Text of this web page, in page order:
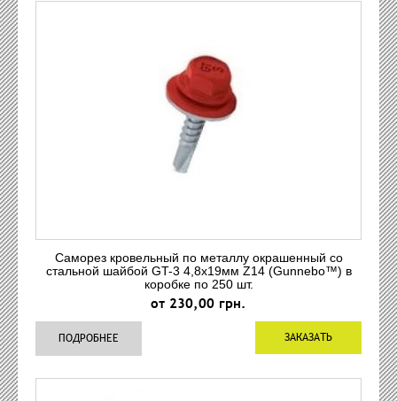
Саморез кровельный по металлу окрашенный со
стальной шайбой GT-3 4,8x19мм Z14 (Gunnebo™) в
коробке по 250 шт.
от 230,00 грн.
ЗАКАЗАТЬ
ПОДРОБНЕЕ